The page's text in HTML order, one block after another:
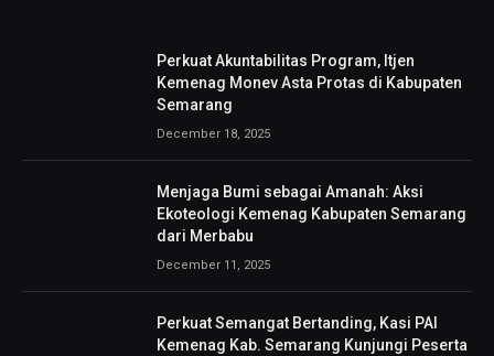
Perkuat Akuntabilitas Program, Itjen
Kemenag Monev Asta Protas di Kabupaten
Semarang
December 18, 2025
Menjaga Bumi sebagai Amanah: Aksi
Ekoteologi Kemenag Kabupaten Semarang
dari Merbabu
December 11, 2025
Perkuat Semangat Bertanding, Kasi PAI
Kemenag Kab. Semarang Kunjungi Peserta